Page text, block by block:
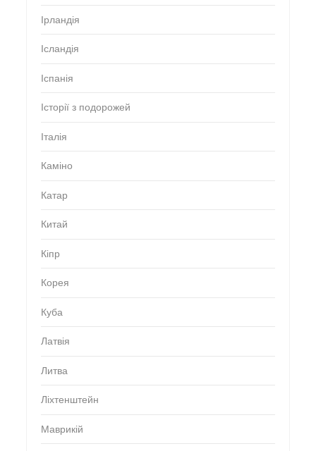
Ірландія
Ісландія
Іспанія
Історії з подорожей
Італія
Каміно
Катар
Китай
Кіпр
Корея
Куба
Латвія
Литва
Ліхтенштейн
Маврикій